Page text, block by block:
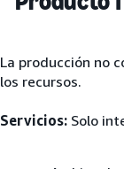
La producción no
los recursos.
Servicios: Solo